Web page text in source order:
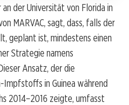
der Universität von Florida in
MARVAC, sagt, dass, falls der
geplant ist, mindestens einen
Strategie namens
Ansatz, der die
in Guinea während
2014–2016 zeigte, umfasst